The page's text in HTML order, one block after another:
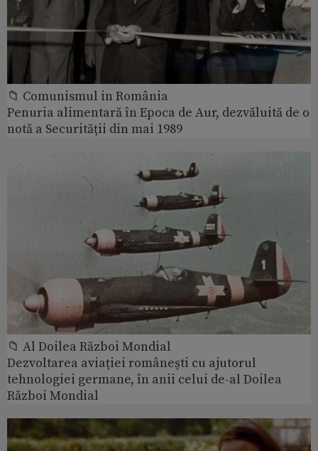
📁 Comunismul in România
Penuria alimentară în Epoca de Aur, dezvăluită de o
notă a Securității din mai 1989
📁 Al Doilea Război Mondial
Dezvoltarea aviației românești cu ajutorul
tehnologiei germane, în anii celui de-al Doilea
Război Mondial